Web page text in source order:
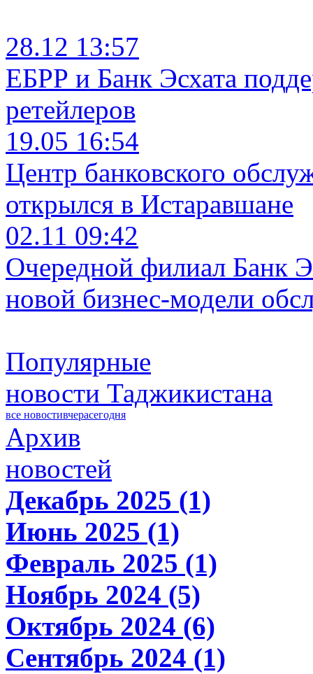
28.12 13:57
ЕБРР и Банк Эсхата
ретейлеров
19.05 16:54
Центр банковского
открылся в Истаравшане
02.11 09:42
Очередной филиал Банк
новой бизнес-модели
Популярные
новости Таджикистана
все новостивчерасегодня
Архив
новостей
Декабрь 2025 (1)
Июнь 2025 (1)
Февраль 2025 (1)
Ноябрь 2024 (5)
Октябрь 2024 (6)
Сентябрь 2024 (1)